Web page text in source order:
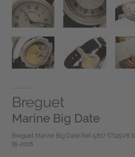
Breguet
Marine Big Date
Breguet Marine Big Date Ref-5817 ST125V8
Bj-2006